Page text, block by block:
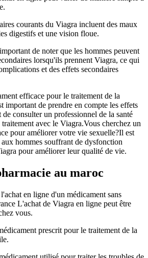
courants du Viagra incluent des maux
digestifs et une vision floue.
de noter que les hommes peuvent
lorsqu'ils prennent Viagra, ce qui
et des effets secondaires
efficace pour le traitement de la
important de prendre en compte les effets
de consulter un professionnel de la santé
avec le Viagra.Vous cherchez un
pour améliorer votre vie sexuelle?Il est
hommes souffrant de dysfonction
pour améliorer leur qualité de vie.
au maroc
en ligne d'un médicament sans
L'achat de Viagra en ligne peut être
vous.
prescrit pour le traitement de la